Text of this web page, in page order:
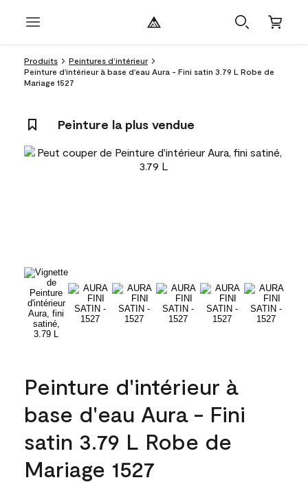
Produits
Peintures d’intérieur
Peinture d'intérieur à base d'eau Aura - Fini satin 3.79 L Robe de
Mariage 1527
Peinture la plus vendue
Peinture d'intérieur à
base d'eau Aura - Fini
satin 3.79 L Robe de
Mariage 1527